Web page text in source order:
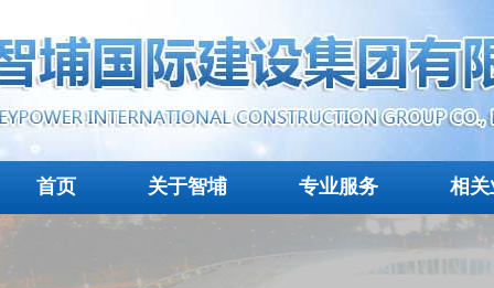
首页 关于智埔 专业服务 相关